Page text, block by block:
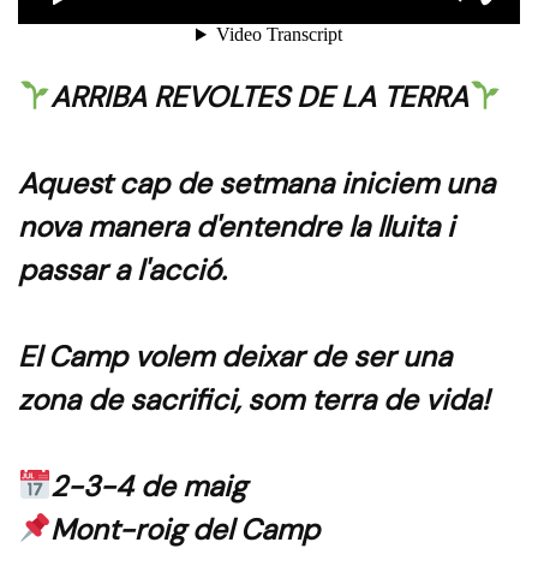
ARRIBA REVOLTES DE LA TERRA
Aquest cap de setmana iniciem una
nova manera d'entendre la lluita i
passar a l'acció.
El Camp volem deixar de ser una
zona de sacrifici, som terra de vida!
2-3-4 de maig
Mont-roig del Camp